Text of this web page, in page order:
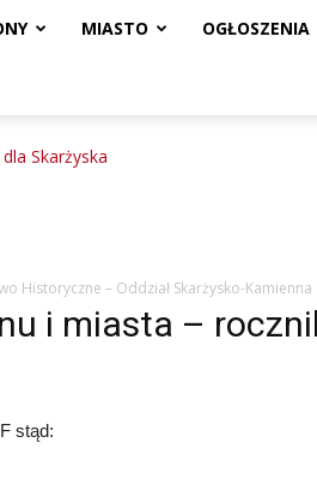
MIASTO OGŁOSZENIA
Historyczne – Oddział Skarżysko-Kamienna
i miasta –
stąd: